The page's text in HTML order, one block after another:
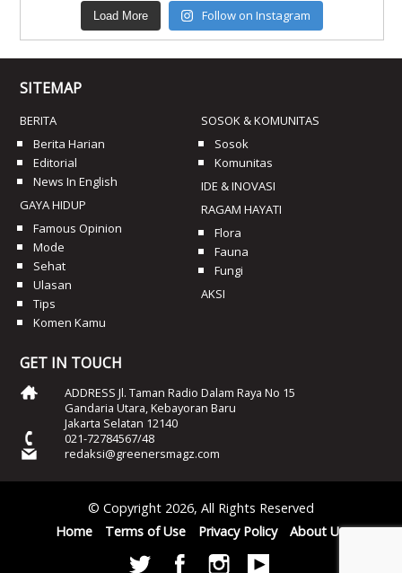
Load More Follow on Instagram
SITEMAP
BERITA
Berita Harian
Editorial
News In English
GAYA HIDUP
Famous Opinion
Mode
Sehat
Ulasan
Tips
Komen Kamu
SOSOK & KOMUNITAS
Sosok
Komunitas
IDE & INOVASI
RAGAM HAYATI
Flora
Fauna
Fungi
AKSI
GET IN TOUCH
ADDRESS Jl. Taman Radio Dalam Raya No 15
Gandaria Utara, Kebayoran Baru
Jakarta Selatan 12140
021-72784567/48
redaksi@greenersmagz.com
© Copyright 2026, All Rights Reserved
Home
Terms of Use Privacy Policy About Us